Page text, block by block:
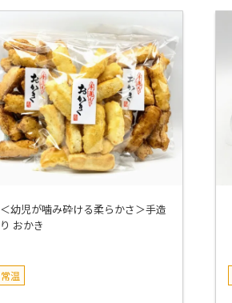
＜幼児が噛み砕ける柔らかさ＞手造
り おかき
常温